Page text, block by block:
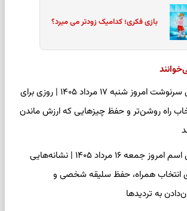
بازی فکری؛ کدامیک زودتر می میرد؟
فال سرنوشت امروز شنبه ۱۷ مرداد ۱۴۰۵ | روزی برای
راه روشن‌تر و حفظ چیزهایی که ارزش ماندن
فال اسم امروز جمعه ۱۶ مرداد ۱۴۰۵ | نشانه‌هایی
انتخاب همراه، حفظ سلیقه شخصی و
به تردیدها